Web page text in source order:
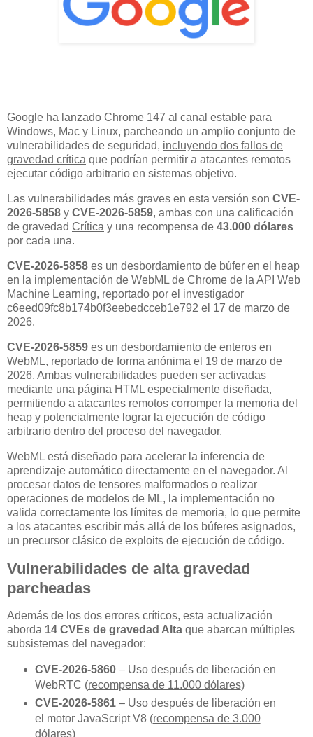
Google ha lanzado Chrome 147 al canal estable para
Windows, Mac y Linux, parcheando un amplio conjunto de
vulnerabilidades de seguridad, incluyendo dos fallos de
gravedad crítica que podrían permitir a atacantes remotos
ejecutar código arbitrario en sistemas objetivo.
Las vulnerabilidades más graves en esta versión son CVE-
2026-5858 y CVE-2026-5859, ambas con una calificación
de gravedad Crítica y una recompensa de 43.000 dólares
por cada una.
CVE-2026-5858 es un desbordamiento de búfer en el heap
en la implementación de WebML de Chrome de la API Web
Machine Learning, reportado por el investigador
c6eed09fc8b174b0f3eebedcceb1e792 el 17 de marzo de
2026.
CVE-2026-5859 es un desbordamiento de enteros en
WebML, reportado de forma anónima el 19 de marzo de
2026. Ambas vulnerabilidades pueden ser activadas
mediante una página HTML especialmente diseñada,
permitiendo a atacantes remotos corromper la memoria del
heap y potencialmente lograr la ejecución de código
arbitrario dentro del proceso del navegador.
WebML está diseñado para acelerar la inferencia de
aprendizaje automático directamente en el navegador. Al
procesar datos de tensores malformados o realizar
operaciones de modelos de ML, la implementación no
valida correctamente los límites de memoria, lo que permite
a los atacantes escribir más allá de los búferes asignados,
un precursor clásico de exploits de ejecución de código.
Vulnerabilidades de alta gravedad
parcheadas
Además de los dos errores críticos, esta actualización
aborda 14 CVEs de gravedad Alta que abarcan múltiples
subsistemas del navegador:
CVE-2026-5860– Uso después de liberación en
WebRTC (recompensa de 11.000 dólares)
CVE-2026-5861– Uso después de liberación en
el motor JavaScript V8 (recompensa de 3.000
dólares)